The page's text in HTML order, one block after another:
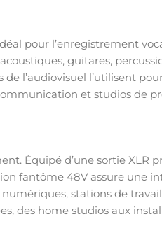
pour l’enregistrement
guitares,
l’audiovisuel l’utilisent
et studios de
Équipé d’une sortie XLR
fantôme 48V assure une
stations de
des home studios aux